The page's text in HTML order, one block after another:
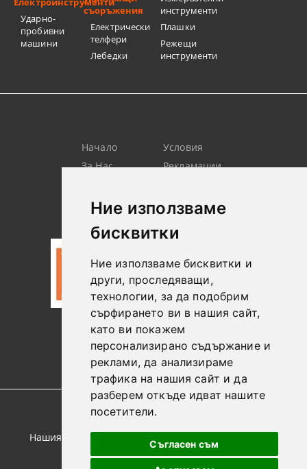
Ние използваме
бисквитки
Ние използваме бисквитки и
други, проследяващи,
технологии, за да подобрим
сърфирането ви в нашия сайт,
като ви покажем
персонализирано съдържание и
реклами, да анализираме
трафика на нашия сайт и да
разберем откъде идват нашите
посетители.
Съгласен съм
Ударно-
пробивни
машини
съоръжения
Електрически
телфери
Лебедки
инструменти
Плашки
Режещи
инструменти
0887306604
Начало
За Нас
Лични
Данни
Условия
Рекламации
Новини
GDPR
Нашият онлайн магазин е 100% съобразен с GDPR.
Прочетете нашата политика